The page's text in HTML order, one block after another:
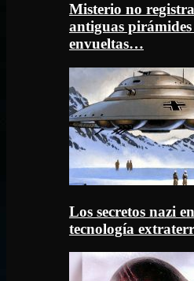
Misterio no
antiguas pirámides
envueltas…
Los secretos nazi
tecnología